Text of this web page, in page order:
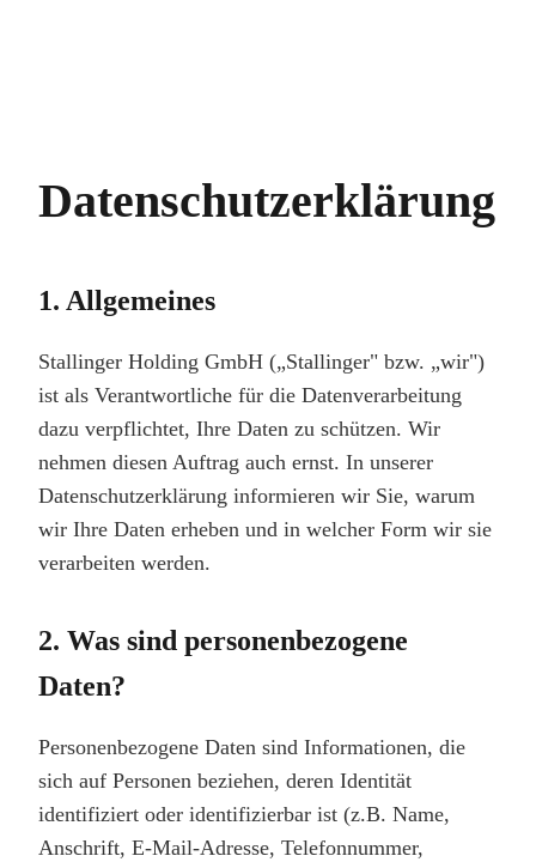
Datenschutz­erklärung
1. Allgemeines
Stallinger Holding GmbH („Stallinger" bzw. „wir")
ist als Verantwortliche für die Datenverarbeitung
dazu verpflichtet, Ihre Daten zu schützen. Wir
nehmen diesen Auftrag auch ernst. In unserer
Datenschutzerklärung informieren wir Sie, warum
wir Ihre Daten erheben und in welcher Form wir sie
verarbeiten werden.
2. Was sind personenbezogene
Daten?
Personenbezogene Daten sind Informationen, die
sich auf Personen beziehen, deren Identität
identifiziert oder identifizierbar ist (z.B. Name,
Anschrift, E-Mail-Adresse, Telefonnummer,